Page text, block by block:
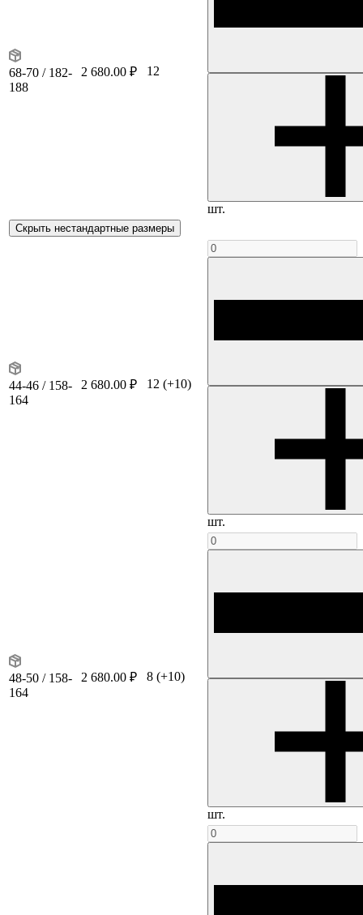
68-70 / 182-
188
2 680.00 ₽ 12
шт.
Скрыть нестандартные размеры
44-46 / 158-
164
2 680.00 ₽ 12 (+10)
шт.
48-50 / 158-
164
2 680.00 ₽ 8 (+10)
шт.